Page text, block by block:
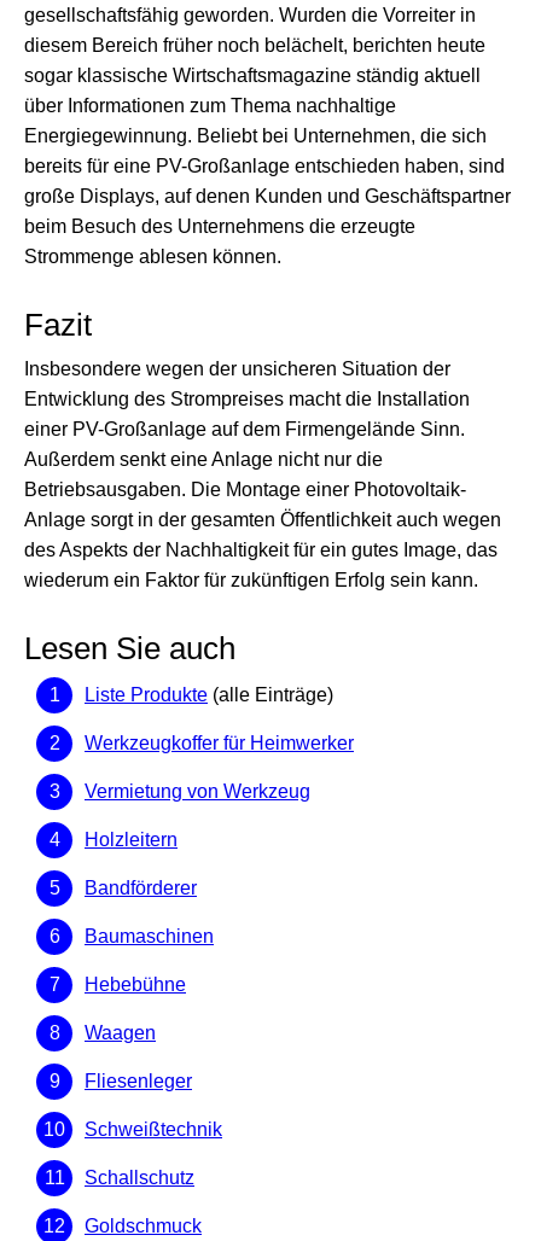
gesellschaftsfähig geworden. Wurden die Vorreiter in
diesem Bereich früher noch belächelt, berichten heute
sogar klassische Wirtschaftsmagazine ständig aktuell
über Informationen zum Thema nachhaltige
Energiegewinnung. Beliebt bei Unternehmen, die sich
bereits für eine PV-Großanlage entschieden haben, sind
große Displays, auf denen Kunden und Geschäftspartner
beim Besuch des Unternehmens die erzeugte
Strommenge ablesen können.
Fazit
Insbesondere wegen der unsicheren Situation der
Entwicklung des Strompreises macht die Installation
einer PV-Großanlage auf dem Firmengelände Sinn.
Außerdem senkt eine Anlage nicht nur die
Betriebsausgaben. Die Montage einer Photovoltaik-
Anlage sorgt in der gesamten Öffentlichkeit auch wegen
des Aspekts der Nachhaltigkeit für ein gutes Image, das
wiederum ein Faktor für zukünftigen Erfolg sein kann.
Lesen Sie auch
Liste Produkte (alle Einträge)
Werkzeugkoffer für Heimwerker
Vermietung von Werkzeug
Holzleitern
Bandförderer
Baumaschinen
Hebebühne
Waagen
Fliesenleger
Schweißtechnik
Schallschutz
Goldschmuck